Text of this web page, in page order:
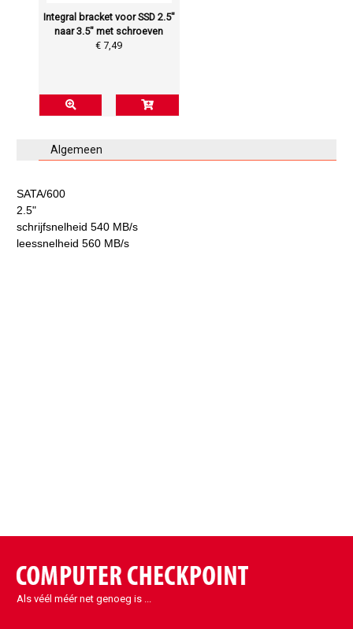
Integral bracket voor SSD 2.5"
naar 3.5" met schroeven
€ 7,49
Algemeen
SATA/600
2.5"
schrijfsnelheid 540 MB/s
leessnelheid 560 MB/s
Als véél méér net genoeg is ...